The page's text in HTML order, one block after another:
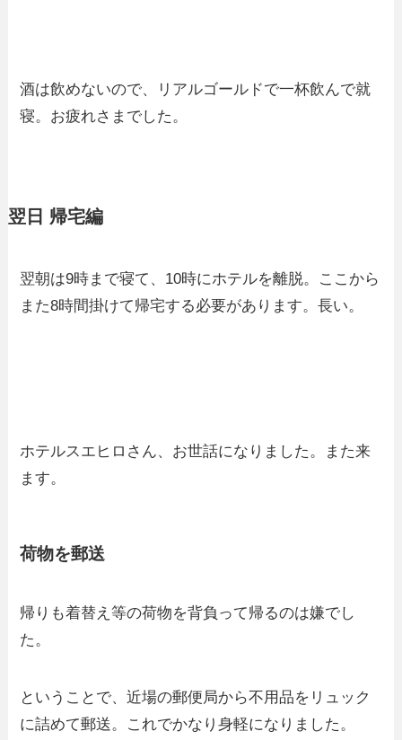
酒は飲めないので、リアルゴールドで一杯飲んで就
寝。お疲れさまでした。
翌日 帰宅編
翌朝は9時まで寝て、10時にホテルを離脱。ここから
また8時間掛けて帰宅する必要があります。長い。
ホテルスエヒロさん、お世話になりました。また来
ます。
荷物を郵送
帰りも着替え等の荷物を背負って帰るのは嫌でし
た。
ということで、近場の郵便局から不用品をリュック
に詰めて郵送。これでかなり身軽になりました。